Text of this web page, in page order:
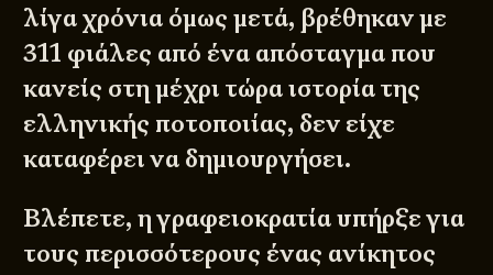
λίγα χρόνια όμως μετά, βρέθηκαν με
311 φιάλες από ένα απόσταγμα που
κανείς στη μέχρι τώρα ιστορία της
ελληνικής ποτοποιίας, δεν είχε
καταφέρει να δημιουργήσει.
Βλέπετε, η γραφειοκρατία υπήρξε για
τους περισσότερους ένας ανίκητος